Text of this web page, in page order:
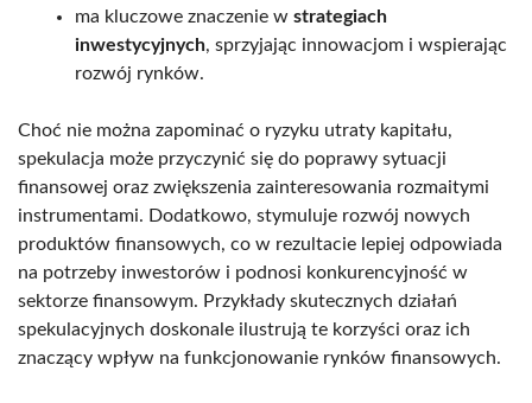
ma kluczowe znaczenie w strategiach
inwestycyjnych, sprzyjając innowacjom i wspierając
rozwój rynków.
Choć nie można zapominać o ryzyku utraty kapitału,
spekulacja może przyczynić się do poprawy sytuacji
finansowej oraz zwiększenia zainteresowania rozmaitymi
instrumentami. Dodatkowo, stymuluje rozwój nowych
produktów finansowych, co w rezultacie lepiej odpowiada
na potrzeby inwestorów i podnosi konkurencyjność w
sektorze finansowym. Przykłady skutecznych działań
spekulacyjnych doskonale ilustrują te korzyści oraz ich
znaczący wpływ na funkcjonowanie rynków finansowych.